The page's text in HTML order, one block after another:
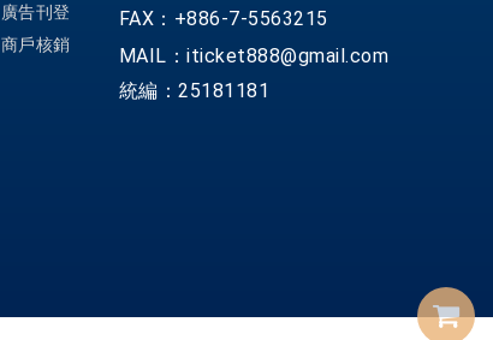
FAX：+886-7-5563215
MAIL：iticket888@gmail.com
統編：25181181
廣告刊登
商戶核銷